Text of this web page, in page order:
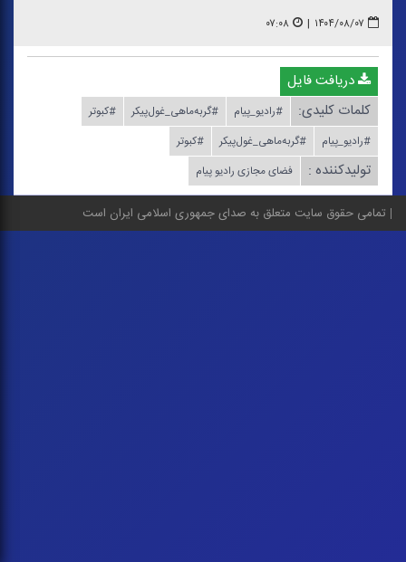
۱۴۰۴/۰۸/۰۷ | ۰۷:۰۸
دریافت فایل
کلمات کلیدی:
#رادیو_پیام #گربه‌ماهی_غول‌پیكر
#كبوتر
#رادیو_پیام
#گربه‌ماهی_غول‌پیكر #كبوتر
تولیدکننده : فضای مجازی رادیو پیام
تمامی حقوق سایت متعلق به صدای جمهوری اسلامی ایران است